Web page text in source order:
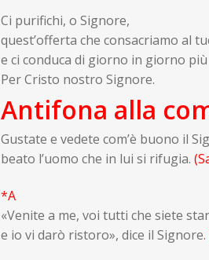
Ci purifichi, o Signore,
quest’offerta che consacriamo al
e ci conduca di giorno in giorno
Per Cristo nostro Signore.
Antifona alla
Gustate e vedete com’è buono il
beato l’uomo che in lui si rifugia.
*A
«Venite a me, voi tutti che siete
e io vi darò ristoro», dice il Signore.